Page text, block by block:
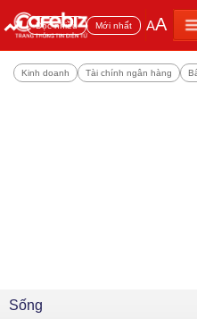
Đọc nhiều Mới nhất AA
Kinh doanh Tài chính ngân hàng
Sống